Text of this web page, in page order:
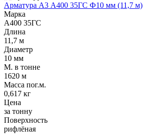
Арматура А3 А400 35ГС Ф10 мм (11,7 м)
Марка
А400 35ГС
Длина
11,7 м
Диаметр
10 мм
М. в тонне
1620 м
Масса пог.м.
0,617 кг
Цена
за тонну
Поверхность
рифлёная